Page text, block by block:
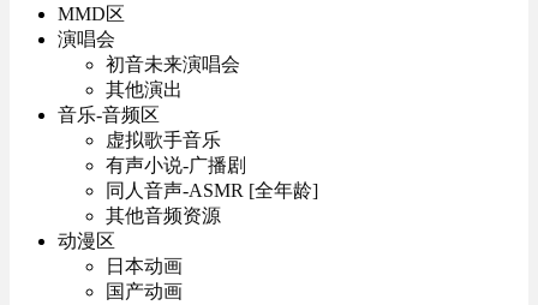
MMD区
演唱会
初音未来演唱会
其他演出
音乐-音频区
虚拟歌手音乐
有声小说-广播剧
同人音声-ASMR [全年龄]
其他音频资源
动漫区
日本动画
国产动画